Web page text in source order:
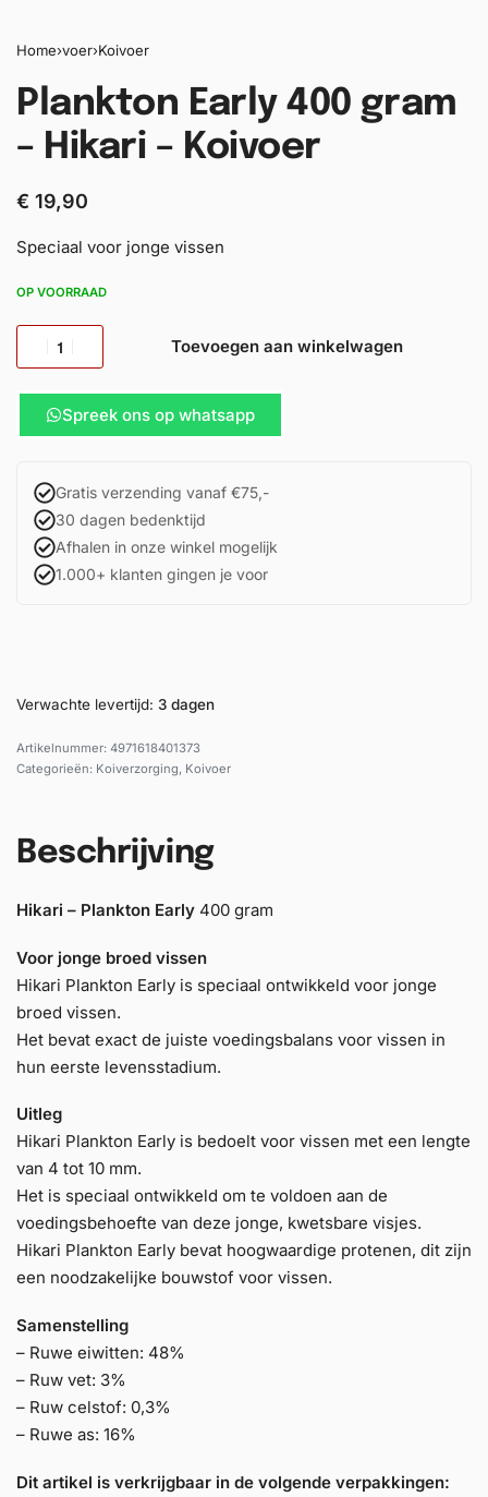
Home›voer›Koivoer
Plankton Early 400 gram
– Hikari – Koivoer
€ 19,90
Speciaal voor jonge vissen
OP VOORRAAD
Toevoegen aan winkelwagen
Spreek ons op whatsapp
Gratis verzending vanaf €75,-
30 dagen bedenktijd
Afhalen in onze winkel mogelijk
1.000+ klanten gingen je voor
Verwachte levertijd: 3 dagen
4971618401373
Categorieën: Koiverzorging, Koivoer
Beschrijving
Hikari – Plankton Early 400 gram
Voor jonge broed vissen
Hikari Plankton Early is speciaal ontwikkeld voor jonge
broed vissen.
Het bevat exact de juiste voedingsbalans voor vissen in
hun eerste levensstadium.
Uitleg
Hikari Plankton Early is bedoelt voor vissen met een lengte
van 4 tot 10 mm.
Het is speciaal ontwikkeld om te voldoen aan de
voedingsbehoefte van deze jonge, kwetsbare visjes.
Hikari Plankton Early bevat hoogwaardige protenen, dit zijn
een noodzakelijke bouwstof voor vissen.
Samenstelling
– Ruwe eiwitten: 48%
– Ruw vet: 3%
– Ruw celstof: 0,3%
– Ruwe as: 16%
Dit artikel is verkrijgbaar in de volgende verpakkingen: